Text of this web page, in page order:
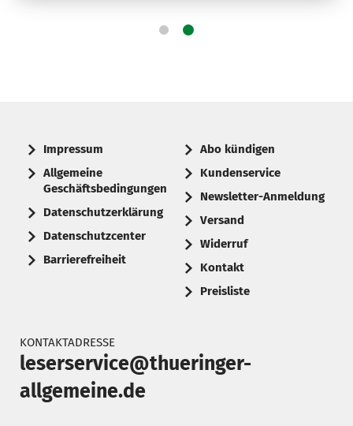
Impressum
Allgemeine
Geschäftsbedingungen
Datenschutzerklärung
Datenschutzcenter
Barrierefreiheit
Abo kündigen
Kundenservice
Newsletter-Anmeldung
Versand
Widerruf
Kontakt
Preisliste
KONTAKTADRESSE
leserservice@thueringer-
allgemeine.de